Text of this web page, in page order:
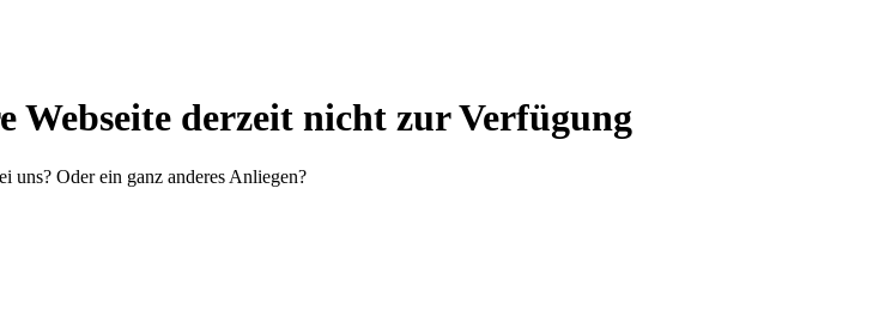
Webseite derzeit nicht zur Verfügung
uns? Oder ein ganz anderes Anliegen?